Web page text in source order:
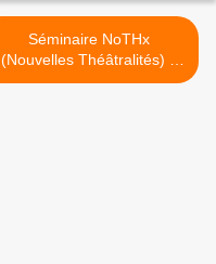
Séminaire NoTHx
(Nouvelles Théâtralités) //
Programme 2015-2016 //